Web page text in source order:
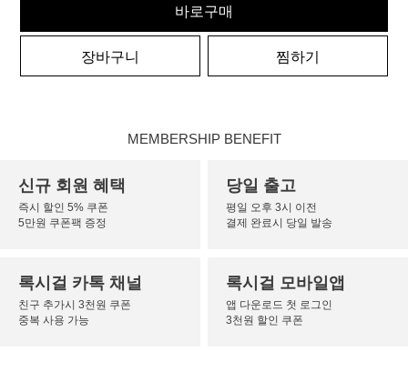
바로구매
장바구니 찜하기
MEMBERSHIP BENEFIT
신규 회원 혜택
즉시 할인 5% 쿠폰
5만원 쿠폰팩 증정
당일 출고
평일 오후 3시 이전
결제 완료시 당일 발송
록시걸 카톡 채널
친구 추가시 3천원 쿠폰
중복 사용 가능
록시걸 모바일앱
앱 다운로드 첫 로그인
3천원 할인 쿠폰